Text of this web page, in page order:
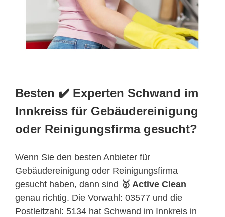
Besten ✔️ Experten Schwand im
Innkreiss für Gebäudereinigung
oder Reinigungsfirma gesucht?
Wenn Sie den besten Anbieter für
Gebäudereinigung oder Reinigungsfirma
gesucht haben, dann sind 🥇 Active Clean
genau richtig. Die Vorwahl: 03577 und die
Postleitzahl: 5134 hat Schwand im Innkreis in